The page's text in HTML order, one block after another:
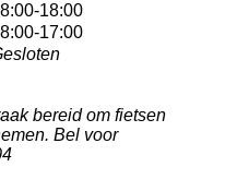
18:00
17:00
bereid om fietsen
Bel voor